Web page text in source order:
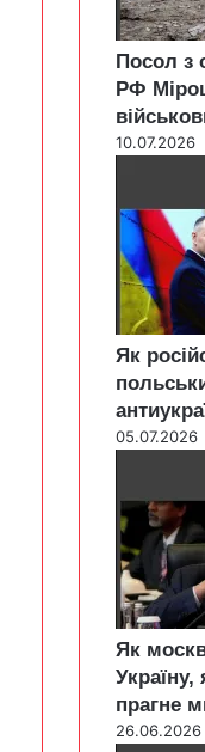
Посол з
РФ
10.07.2026
Як
05.07.2026
Як
Україну,
прагне
26.06.2026